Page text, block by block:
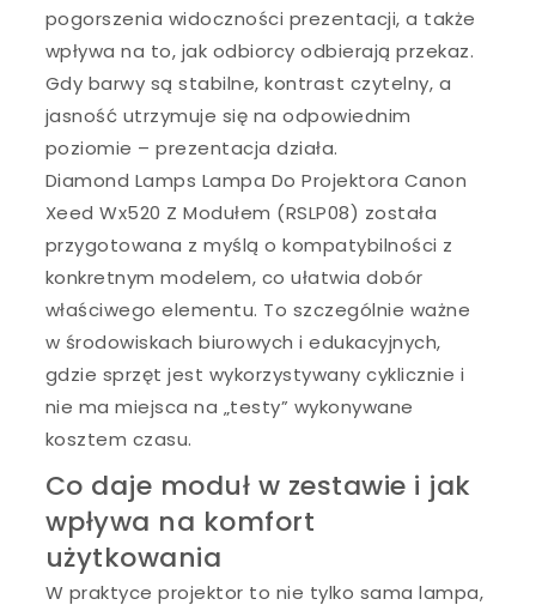
pogorszenia widoczności prezentacji, a także
wpływa na to, jak odbiorcy odbierają przekaz.
Gdy barwy są stabilne, kontrast czytelny, a
jasność utrzymuje się na odpowiednim
poziomie – prezentacja działa.
Diamond Lamps Lampa Do Projektora Canon
Xeed Wx520 Z Modułem (RSLP08) została
przygotowana z myślą o kompatybilności z
konkretnym modelem, co ułatwia dobór
właściwego elementu. To szczególnie ważne
w środowiskach biurowych i edukacyjnych,
gdzie sprzęt jest wykorzystywany cyklicznie i
nie ma miejsca na „testy” wykonywane
kosztem czasu.
Co daje moduł w zestawie i jak
wpływa na komfort
użytkowania
W praktyce projektor to nie tylko sama lampa,